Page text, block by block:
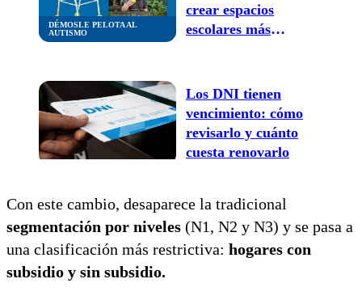
DÉMOSLE PELOTA AL
AUTISMO
crear espacios
escolares más
Los DNI tienen
vencimiento: cómo
revisarlo y cuánto
cuesta renovarlo
Con este cambio, desaparece la tradicional
segmentación por niveles (N1, N2 y N3) y se pasa a
una clasificación más restrictiva: hogares con
subsidio y sin subsidio.